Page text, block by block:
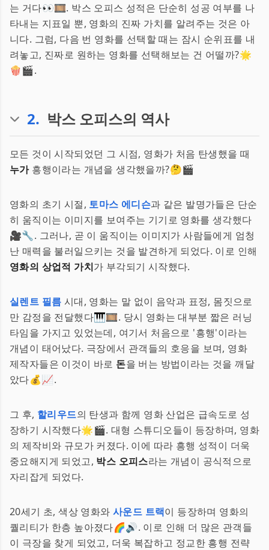
는 거다👀🎞️. 박스 오피스 성적은 단순히 성공 여부를 나
타내는 지표일 뿐, 영화의 진짜 가치를 알려주는 것은 아
니다. 그럼, 다음 번 영화를 선택할 때는 잠시 순위표를 내
려놓고, 진짜로 원하는 영화를 선택해보는 건 어떨까?🌟
🍿🎬.
2. 박스 오피스의 역사
모든 것이 시작되었던 그 시점, 영화가 처음 탄생했을 때
누가흥행이라는 개념을 생각했을까?🤔🎬
영화의 초기 시절, 토마스 에디슨과 같은 발명가들은 단순
히 움직이는 이미지를 보여주는 기기로 영화를 생각했다
🎥🔧. 그러나, 곧 이 움직이는 이미지가 사람들에게 엄청
난 매력을 불러일으키는 것을 발견하게 되었다. 이로 인해
영화의 상업적 가치가 부각되기 시작했다.
실렌트 필름 시대, 영화는 말 없이 음악과 표정, 몸짓으로
만 감정을 전달했다🎹🎞️. 당시 영화는 대부분 짧은 러닝
타임을 가지고 있었는데, 여기서 처음으로 '흥행'이라는
개념이 태어났다. 극장에서 관객들의 호응을 보며, 영화
제작자들은 이것이 바로 돈을 버는 방법이라는 것을 깨달
았다💰📈.
그 후, 할리우드의 탄생과 함께 영화 산업은 급속도로 성
장하기 시작했다🌟🎬. 대형 스튜디오들이 등장하며, 영화
의 제작비와 규모가 커졌다. 이에 따라 흥행 성적이 더욱
중요해지게 되었고, 박스 오피스라는 개념이 공식적으로
자리잡게 되었다.
20세기 초, 색상 영화와 사운드 트랙이 등장하며 영화의
퀄리티가 한층 높아졌다🌈🔊. 이로 인해 더 많은 관객들
이 극장을 찾게 되었고, 더욱 복잡하고 정교한 흥행 전략